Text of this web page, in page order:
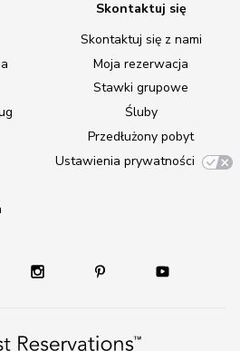
Skontaktuj się
Skontaktuj się z nami
Moja rezerwacja
Stawki grupowe
Śluby
Przedłużony pobyt
Ustawienia prywatności